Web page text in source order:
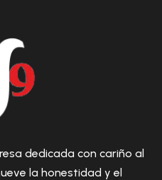
dedicada con cariño al
la honestidad y el